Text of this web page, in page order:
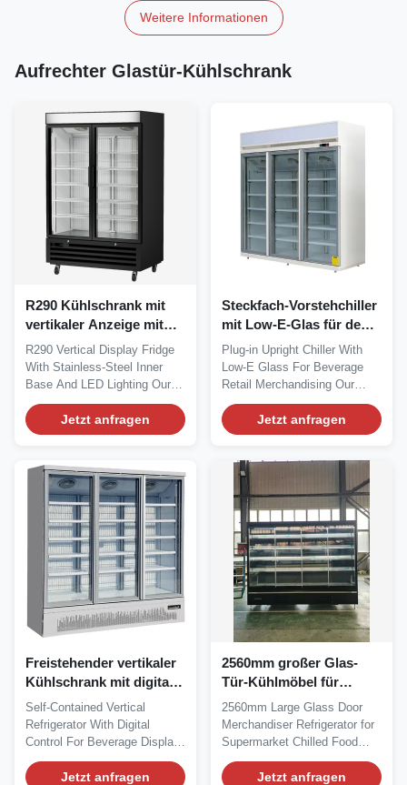
Weitere Informationen
Aufrechter Glastür-Kühlschrank
R290 Kühlschrank mit
vertikaler Anzeige mit
Innenausstattung aus
Edelstahl und LED-
Beleuchtung
R290 Vertical Display Fridge
With Stainless‑Steel Inner
Base And LED Lighting Our
Advantages:...
Jetzt anfragen
Steckfach-Vorstehchiller
mit Low-E-Glas für den
Einzelhandel mit
Getränken
Plug‑in Upright Chiller With
Low‑E Glass For Beverage
Retail Merchandising Our
Advantages: TRIMA...
Jetzt anfragen
Freistehender vertikaler
Kühlschrank mit digitaler
Steuerung für die
Getränkeauslage
Self‑Contained Vertical
Refrigerator With Digital
Control For Beverage Display
Our Advantages:...
Jetzt anfragen
2560mm großer Glas-
Tür-Kühlmöbel für
Supermarkt-Kühlregale
2560mm Large Glass Door
Merchandiser Refrigerator for
Supermarket Chilled Food
Aisles The...
Jetzt anfragen